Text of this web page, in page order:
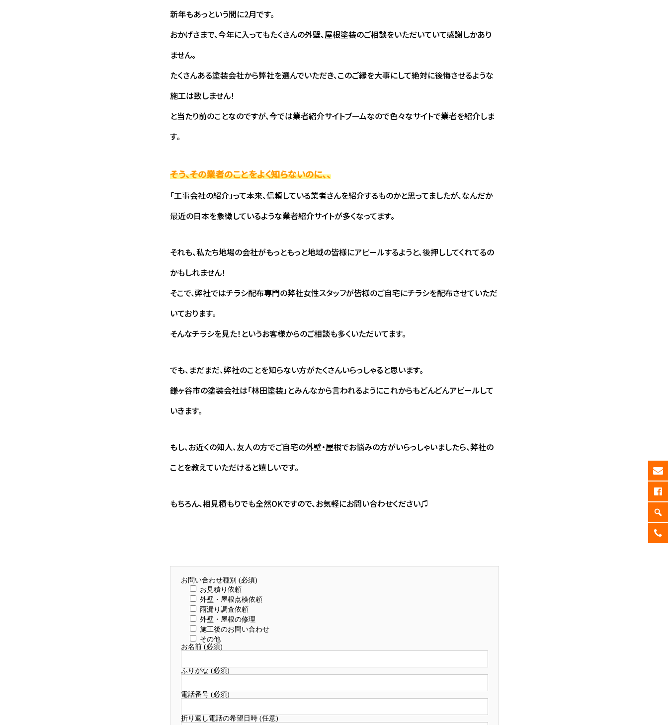
新年もあっという間に2月です。
おかげさまで、今年に入ってもたくさんの外壁、屋根塗装のご相談をいただいていて感謝しかあり
ません。
たくさんある塗装会社から弊社を選んでいただき、このご縁を大事にして絶対に後悔させるような
施工は致しません！
と当たり前のことなのですが、今では業者紹介サイトブームなので色々なサイトで業者を紹介しま
す。
そう、その業者のことをよく知らないのに、、
「工事会社の紹介」って本来、信頼している業者さんを紹介するものかと思ってましたが、なんだか
最近の日本を象徴しているような業者紹介サイトが多くなってます。
それも、私たち地場の会社がもっともっと地域の皆様にアピールするようと、後押ししてくれてるの
かもしれません！
そこで、弊社ではチラシ配布専門の弊社女性スタッフが皆様のご自宅にチラシを配布させていただ
いております。
そんなチラシを見た！というお客様からのご相談も多くいただいてます。
でも、まだまだ、弊社のことを知らない方がたくさんいらっしゃると思います。
鎌ヶ谷市の塗装会社は「林田塗装」とみんなから言われるようにこれからもどんどんアピールして
いきます。
もし、お近くの知人、友人の方でご自宅の外壁・屋根でお悩みの方がいらっしゃいましたら、弊社の
ことを教えていただけると嬉しいです。
もちろん、相見積もりでも全然OKですので、お気軽にお問い合わせください♫
お問い合わせ種別 (必須)
お見積り依頼
外壁・屋根点検依頼
雨漏り調査依頼
外壁・屋根の修理
施工後のお問い合わせ
その他
お名前 (必須)
ふりがな (必須)
電話番号 (必須)
折り返し電話の希望日時 (任意)